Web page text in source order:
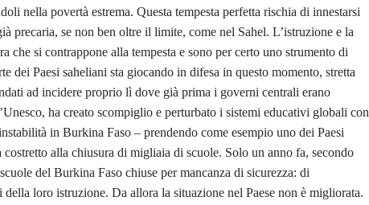
nella povertà estrema. Questa tempesta perfetta rischia di innestarsi
precaria, se non ben oltre il limite, come nel Sahel. L’istruzione e la
che si contrappone alla tempesta e sono per certo uno strumento di
dei Paesi saheliani sta giocando in difesa in questo momento, stretta
ad incidere proprio lì dove già prima i governi centrali erano
ha creato scompiglio e perturbato i sistemi educativi globali con
in Burkina Faso – prendendo come esempio uno dei Paesi
alla chiusura di migliaia di scuole. Solo un anno fa, secondo
del Burkina Faso chiuse per mancanza di sicurezza: di
loro istruzione. Da allora la situazione nel Paese non è migliorata.